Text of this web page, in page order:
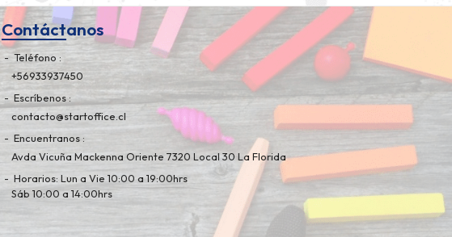
Contáctanos
Teléfono
+56933937450
Escríbenos
contacto@startoffice.cl
Encuentranos
Avda Vicuña Mackenna Oriente 7320 Local 30 La Florida
Horarios: Lun a Vie 10:00 a 19:00hrs
Sáb 10:00 a 14:00hrs